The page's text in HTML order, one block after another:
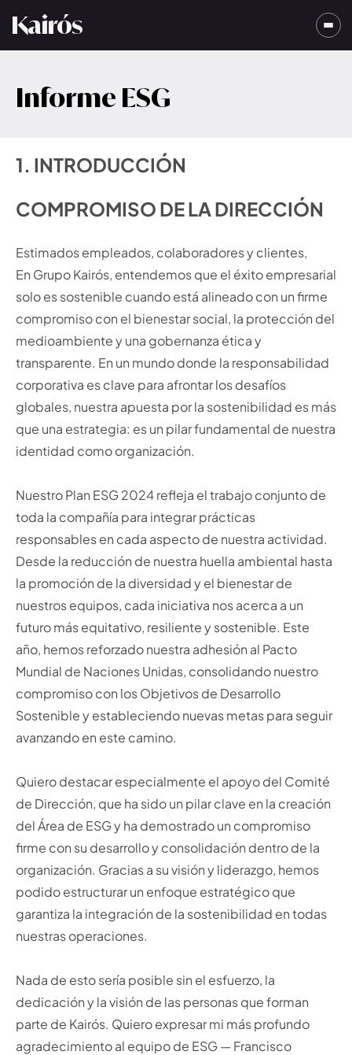
Kairós
Informe ESG
1. INTRODUCCIÓN
COMPROMISO DE LA DIRECCIÓN
Estimados empleados, colaboradores y clientes,
En Grupo Kairós, entendemos que el éxito empresarial
solo es sostenible cuando está alineado con un firme
compromiso con el bienestar social, la protección del
medioambiente y una gobernanza ética y
transparente. En un mundo donde la responsabilidad
corporativa es clave para afrontar los desafíos
globales, nuestra apuesta por la sostenibilidad es más
que una estrategia: es un pilar fundamental de nuestra
identidad como organización.
Nuestro Plan ESG 2024 refleja el trabajo conjunto de
toda la compañía para integrar prácticas
responsables en cada aspecto de nuestra actividad.
Desde la reducción de nuestra huella ambiental hasta
la promoción de la diversidad y el bienestar de
nuestros equipos, cada iniciativa nos acerca a un
futuro más equitativo, resiliente y sostenible. Este
año, hemos reforzado nuestra adhesión al Pacto
Mundial de Naciones Unidas, consolidando nuestro
compromiso con los Objetivos de Desarrollo
Sostenible y estableciendo nuevas metas para seguir
avanzando en este camino.
Quiero destacar especialmente el apoyo del Comité
de Dirección, que ha sido un pilar clave en la creación
del Área de ESG y ha demostrado un compromiso
firme con su desarrollo y consolidación dentro de la
organización. Gracias a su visión y liderazgo, hemos
podido estructurar un enfoque estratégico que
garantiza la integración de la sostenibilidad en todas
nuestras operaciones.
Nada de esto sería posible sin el esfuerzo, la
dedicación y la visión de las personas que forman
parte de Kairós. Quiero expresar mi más profundo
agradecimiento al equipo de ESG — Francisco